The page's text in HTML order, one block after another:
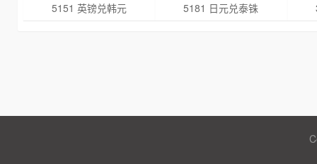
5151 英镑兑韩元
5181 日元兑泰铢